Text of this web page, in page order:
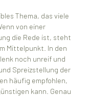
Thema, das viele
von einer
die Rede ist, steht
Mittelpunkt. In den
noch unreif und
Spreizstellung der
häufig empfohlen,
kann. Genau